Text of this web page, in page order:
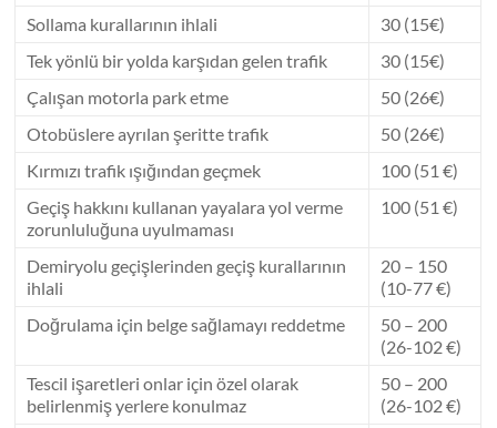
Sollama kurallarının ihlali
30 (15€)
Tek yönlü bir yolda karşıdan gelen trafik
30 (15€)
Çalışan motorla park etme
50 (26€)
Otobüslere ayrılan şeritte trafik
50 (26€)
Kırmızı trafik ışığından geçmek
100 (51 €)
Geçiş hakkını kullanan yayalara yol verme
zorunluluğuna uyulmaması
100 (51 €)
Demiryolu geçişlerinden geçiş kurallarının
ihlali
20 – 150
(10-77 €)
Doğrulama için belge sağlamayı reddetme
50 – 200
(26-102 €)
Tescil işaretleri onlar için özel olarak
belirlenmiş yerlere konulmaz
50 – 200
(26-102 €)